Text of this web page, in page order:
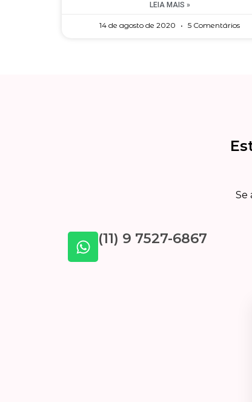
LEIA MAIS »
14 de agosto de 2020 5 Comentários
Se
(11) 9 7527-6867